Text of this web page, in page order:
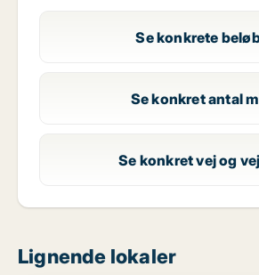
Se konkrete
Se konkret antal
Se konkret vej og
Lignende lokaler